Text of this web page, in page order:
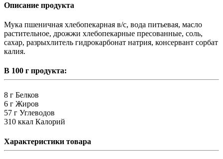
Описание продукта
Мука пшеничная хлебопекарная в/с, вода питьевая, масло
растительное, дрожжи хлебопекарные пресованные, соль,
сахар, разрыхлитель гидрокарбонат натрия, консервант сорбат
калия.
В 100 г продукта:
8 г Белков
6 г Жиров
57 г Углеводов
310 ккал Калорий
Характеристики товара